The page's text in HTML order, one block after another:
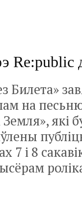
Re:public
Билета»
на
які
7 і 8